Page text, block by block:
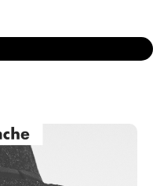
Page